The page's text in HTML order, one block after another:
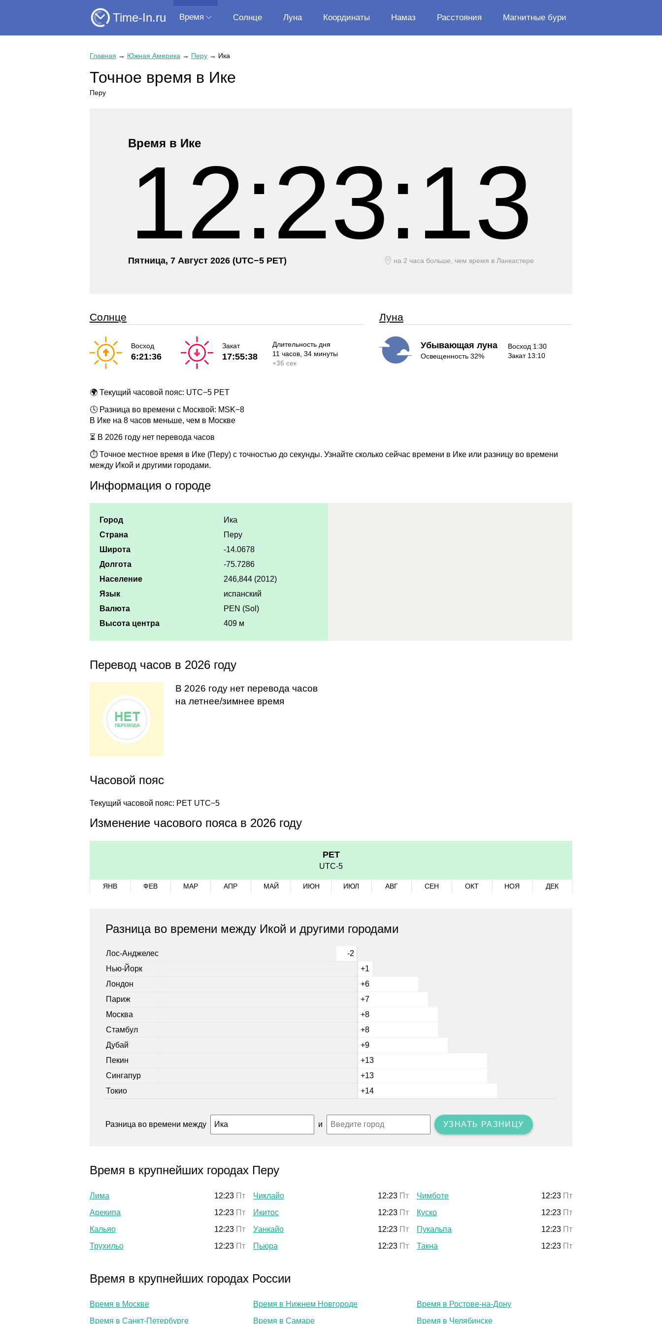
Time-In.ru Время Солнце Луна Координаты Намаз Расстояния Магнитные бури
Главная → Южная Америка → Перу → Ика
Точное время в Ике
Перу
Время в Ике
12:23:13
Пятница, 7 Август 2026 (UTC−5 PET) на 2 часа больше, чем время в Ланкастере
Солнце
Восход
6:21:36
Закат
17:55:38
Длительность дня
11 часов, 34 минуты
+36 сек
Луна
Убывающая луна
Освещенность 32%
Восход 1:30
Закат 13:10
🌍 Текущий часовой пояс: UTC−5 PET
🕓 Разница во времени с Москвой: MSK−8
В Ике на 8 часов меньше, чем в Москве
⏳ В 2026 году нет перевода часов
⏱ Точное местное время в Ике (Перу) с точностью до секунды. Узнайте сколько сейчас времени в Ике или разницу во времени
между Икой и другими городами.
Информация о городе
Город
Ика
Страна
Перу
Широта
-14.0678
Долгота
-75.7286
Население
246,844 (2012)
Язык
испанский
Валюта
PEN (Sol)
Высота центра
409 м
Перевод часов в 2026 году
В 2026 году нет перевода часов
на летнее/зимнее время
Часовой пояс
Текущий часовой пояс: PET UTC−5
Изменение часового пояса в 2026 году
PET
UTC-5
ЯНВ ФЕВ МАР АПР МАЙ ИЮН ИЮЛ АВГ СЕН ОКТ НОЯ ДЕК
Разница во времени между Икой и другими городами
Лос-Анджелес
-2
Нью-Йорк
+1
Лондон
+6
Париж
+7
Москва
+8
Стамбул
+8
Дубай
+9
Пекин
+13
Сингапур
+13
Токио
+14
Разница во времени между и УЗНАТЬ РАЗНИЦУ
Время в крупнейших городах Перу
Лима 12:23 Пт
Арекипа
12:23 Пт
Кальяо
12:23 Пт
Трухильо
12:23 Пт
Чиклайо 12:23 Пт
Икитос
12:23 Пт
Уанкайо
12:23 Пт
Пьюра
12:23 Пт
Чимботе 12:23 Пт
Куско
12:23 Пт
Пукальпа
12:23 Пт
Такна
12:23 Пт
Время в крупнейших городах России
Время в Москве
Время в Санкт-Петербурге
Время в Нижнем Новгороде
Время в Самаре
Время в Ростове-на-Дону
Время в Челябинске